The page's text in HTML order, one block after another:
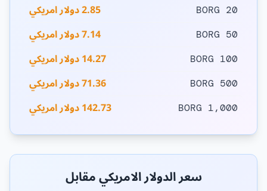
20 BORG 2.85 دولار امريكي
50 BORG 7.14 دولار امريكي
100 BORG 14.27 دولار امريكي
500 BORG 71.36 دولار امريكي
1,000 BORG 142.73 دولار امريكي
سعر الدولار الامريكي مقابل